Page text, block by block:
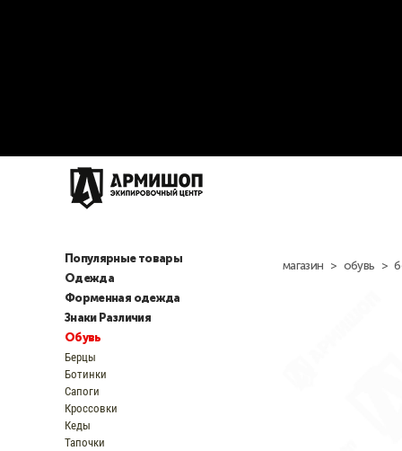
Популярные товары
Одежда
Форменная одежда
Знаки Различия
Обувь
Берцы
Ботинки
Сапоги
Кроссовки
Кеды
Тапочки
магазин > обувь >